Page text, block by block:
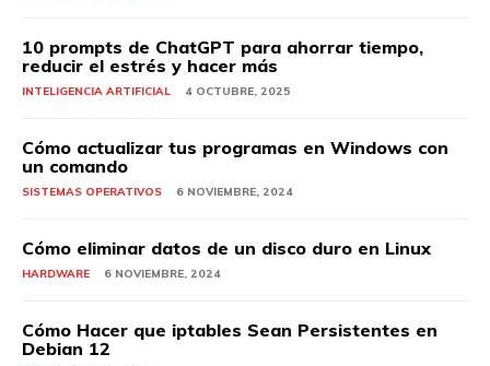
10 prompts de ChatGPT para ahorrar tiempo,
reducir el estrés y hacer más
INTELIGENCIA ARTIFICIAL 4 OCTUBRE, 2025
Cómo actualizar tus programas en Windows con
un comando
SISTEMAS OPERATIVOS 6 NOVIEMBRE, 2024
Cómo eliminar datos de un disco duro en Linux
HARDWARE 6 NOVIEMBRE, 2024
Cómo Hacer que iptables Sean Persistentes en
Debian 12